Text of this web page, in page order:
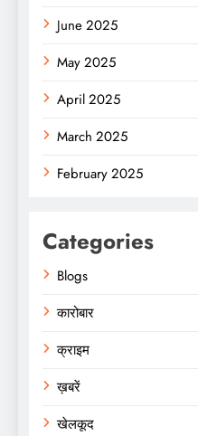
June 2025
May 2025
April 2025
March 2025
February 2025
Categories
Blogs
कारोबार
क्राइम
ख़बरें
खेलकूद